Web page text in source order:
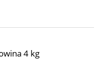
4 kg